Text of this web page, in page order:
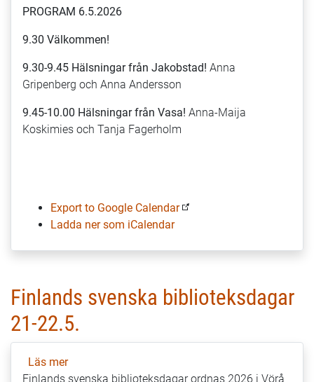
en
i
PROGRAM 6.5.2026
9.30 Välkommen!
9.30-9.45 Hälsningar från Jakobstad! Anna
Gripenberg och Anna Andersson
9.45-10.00 Hälsningar från Vasa! Anna-Maija
Koskimies och Tanja Fagerholm
Export to Google Calendar
Ladda ner som iCalendar
Finlands svenska biblioteksdagar
21-22.5.
Läs merom
Finlands
Finlands svenska biblioteksdagar ordnas 2026 i Vörå